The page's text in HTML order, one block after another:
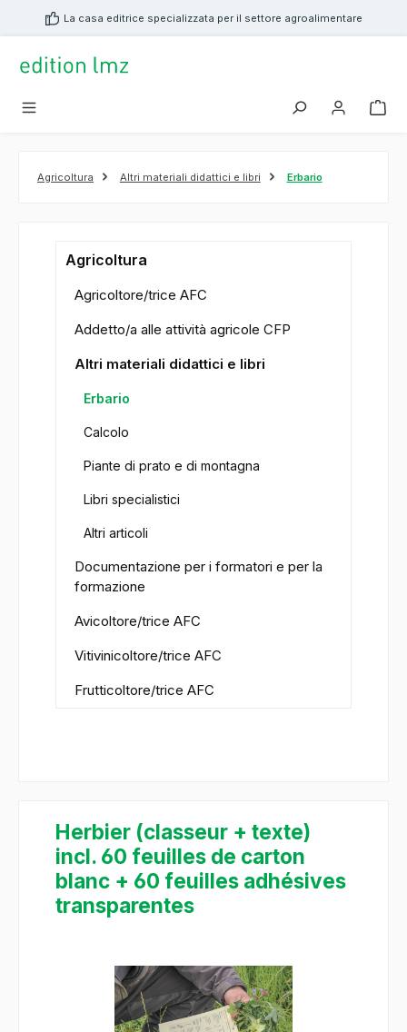
principaleLa casa editrice specializzata per il settore agroalimentare
Agricoltura Altri materiali didattici e libri Erbario
Agricoltura
Agricoltore/trice AFC
Addetto/a alle attività agricole CFP
Altri materiali didattici e libri
Erbario
Calcolo
Piante di prato e di montagna
Libri specialistici
Altri articoli
Documentazione per i formatori e per la
formazione
Avicoltore/trice AFC
Vitivinicoltore/trice AFC
Frutticoltore/trice AFC
Herbier (classeur + texte)
incl. 60 feuilles de carton
blanc + 60 feuilles adhésives
transparentes
Salta la galleria di immagini